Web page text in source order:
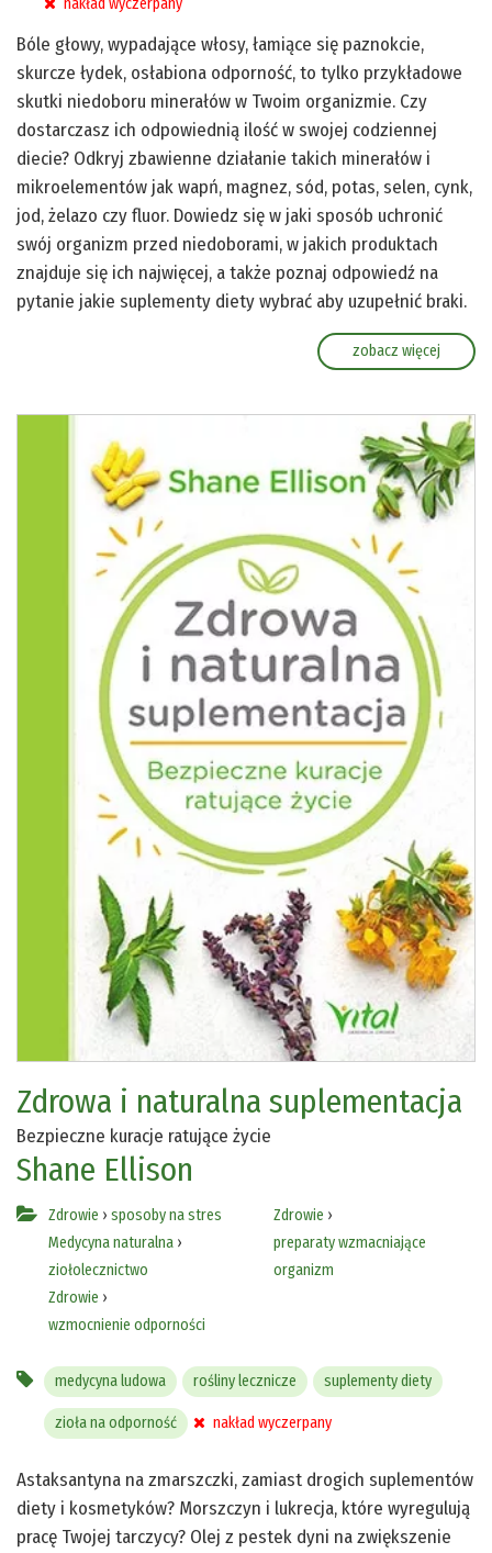
Bóle głowy, wypadające włosy, łamiące się paznokcie,
skurcze łydek, osłabiona odporność, to tylko przykładowe
skutki niedoboru minerałów w Twoim organizmie. Czy
dostarczasz ich odpowiednią ilość w swojej codziennej
diecie? Odkryj zbawienne działanie takich minerałów i
mikroelementów jak wapń, magnez, sód, potas, selen, cynk,
jod, żelazo czy fluor. Dowiedz się w jaki sposób uchronić
swój organizm przed niedoborami, w jakich produktach
znajduje się ich najwięcej, a także poznaj odpowiedź na
pytanie jakie suplementy diety wybrać aby uzupełnić braki.
zobacz więcej
Zdrowa i naturalna suplementacja
Bezpieczne kuracje ratujące życie
Shane Ellison
Zdrowie › sposoby na stres
Medycyna naturalna ›
ziołolecznictwo
Zdrowie ›
wzmocnienie odporności
Zdrowie ›
preparaty wzmacniające
organizm
medycyna ludowa rośliny lecznicze suplementy diety
zioła na odporność nakład wyczerpany
Astaksantyna na zmarszczki, zamiast drogich suplementów
diety i kosmetyków? Morszczyn i lukrecja, które wyregulują
pracę Twojej tarczycy? Olej z pestek dyni na zwiększenie